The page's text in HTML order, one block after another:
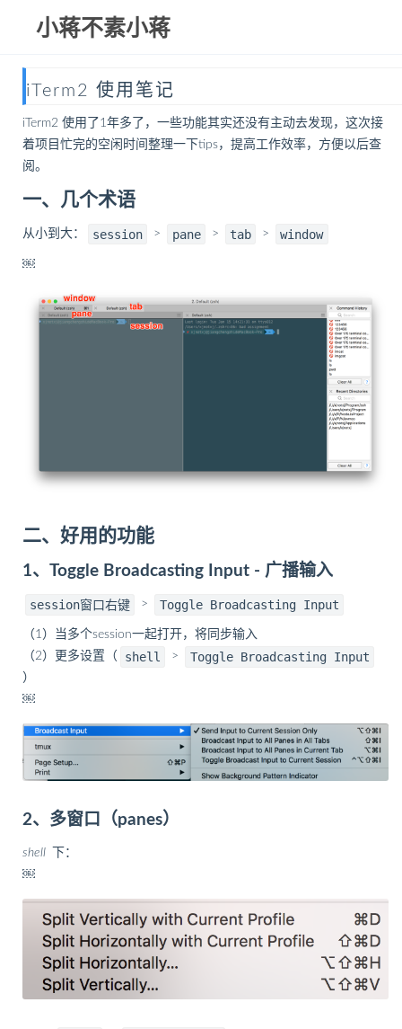
小蒋不素小蒋
iTerm2 使用笔记
iTerm2 使用了1年多了，一些功能其实还没有主动去发现，这次接
着项目忙完的空闲时间整理一下tips，提高工作效率，方便以后查
阅。
一、几个术语
从小到大： session > pane > tab > window
￼
二、好用的功能
1、Toggle Broadcasting Input - 广播输入
session窗口右键 > Toggle Broadcasting Input
（1）当多个session一起打开，将同步输入
（2）更多设置（
shell > Toggle Broadcasting Input
）
￼
2、多窗口（panes）
shell
下：
￼